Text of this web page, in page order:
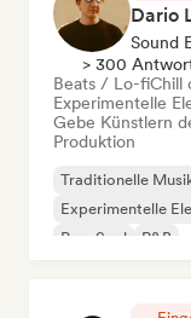
Dario
Sound
> 300
Beats / Lo-fiChill
Experimentelle
Gebe Künstlern
Produktion
Traditionelle
Experimentelle
Pop-Soul
R&B